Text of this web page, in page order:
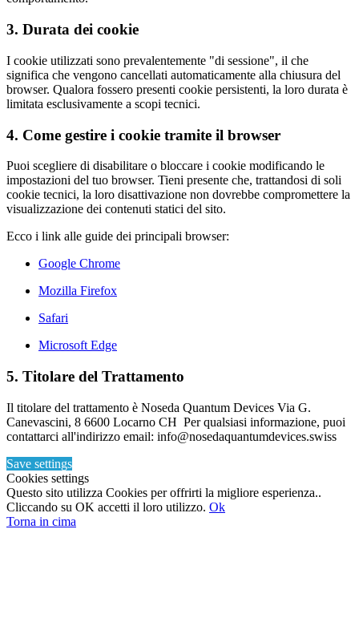
3. Durata dei cookie
I cookie utilizzati sono prevalentemente "di sessione", il che
significa che vengono cancellati automaticamente alla chiusura del
browser. Qualora fossero presenti cookie persistenti, la loro durata è
limitata esclusivamente a scopi tecnici.
4. Come gestire i cookie tramite il browser
Puoi scegliere di disabilitare o bloccare i cookie modificando le
impostazioni del tuo browser. Tieni presente che, trattandosi di soli
cookie tecnici, la loro disattivazione non dovrebbe compromettere la
visualizzazione dei contenuti statici del sito.
Ecco i link alle guide dei principali browser:
Google Chrome
Mozilla Firefox
Safari
Microsoft Edge
5. Titolare del Trattamento
Il titolare del trattamento è Noseda Quantum Devices Via G.
Canevascini, 8 6600 Locarno CH Per qualsiasi informazione, puoi
contattarci all'indirizzo email: info@nosedaquantumdevices.swiss
Save settings
Cookies settings
Questo sito utilizza Cookies per offrirti la migliore esperienza..
Cliccando su OK accetti il loro utilizzo. Ok
Torna in cima